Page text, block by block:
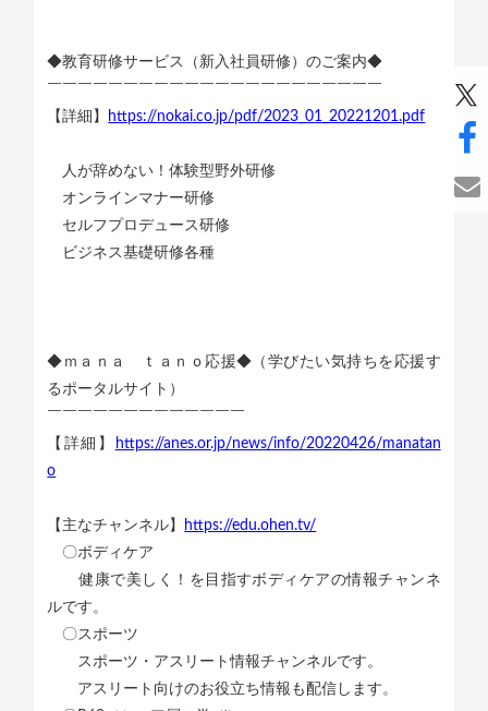
◆教育研修サービス（新入社員研修）のご案内◆
￣￣￣￣￣￣￣￣￣￣￣￣￣￣￣￣￣￣￣￣￣￣
【詳細】
https://nokai.co.jp/pdf/2023_01_20221201.pdf
人が辞めない！体験型野外研修
オンラインマナー研修
セルフプロデュース研修
ビジネス基礎研修各種
◆ｍａｎａ ｔａｎｏ応援◆（学びたい気持ちを応援す
るポータルサイト）
￣￣￣￣￣￣￣￣￣￣￣￣￣
【詳細】
https://anes.or.jp/news/info/20220426/manatan
o
【主なチャンネル】
https://edu.ohen.tv/
〇ボディケア
健康で美しく！を目指すボディケアの情報チャンネ
ルです。
〇スポーツ
スポーツ・アスリート情報チャンネルです。
アスリート向けのお役立ち情報も配信します。